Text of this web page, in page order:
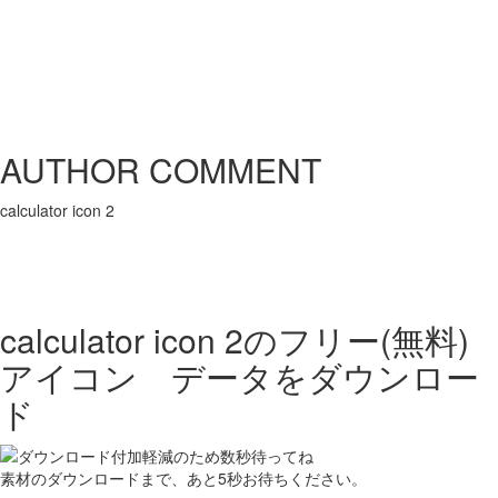
AUTHOR COMMENT
calculator icon 2
calculator icon 2のフリー(無料)
アイコン データをダウンロー
ド
素材のダウンロードまで、あと5秒お待ちください。